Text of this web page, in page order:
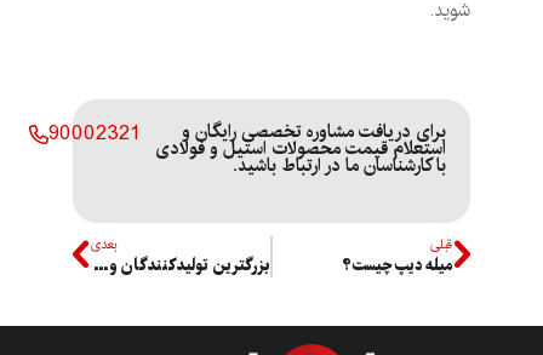
برای دریافت مشاوره تخصصی رایگان و
استعلام قیمت محصولات استیل و فولادی
با کارشناسان ما در ارتباط باشید.
90002321
میله دیپ چیست؟ بزرگترین تولیدکنندگان ورق استیل در جهان و نحوه تولید